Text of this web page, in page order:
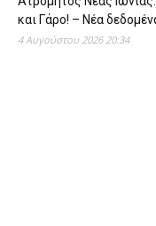
και Γάρο! – Νέα
4 Αυγούστου 2026 20:34